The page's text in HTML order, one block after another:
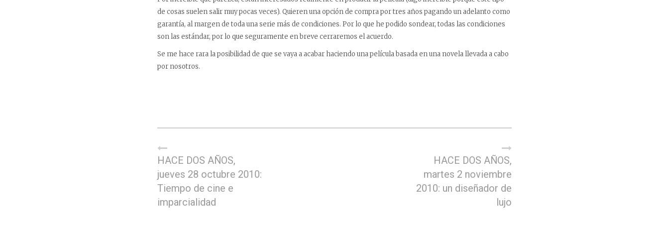
de cosas suelen salir muy pocas veces). Quieren una opción de compra por tres años pagando un adelanto como
garantía, al margen de toda una serie más de condiciones. Por lo que he podido sondear, todas las condiciones
son las estándar, por lo que seguramente en breve cerraremos el acuerdo.
Se me hace rara la posibilidad de que se vaya a acabar haciendo una película basada en una novela llevada a cabo
por nosotros.
HACE DOS AÑOS,
jueves 28 octubre 2010:
Tiempo de cine e
imparcialidad
HACE DOS AÑOS,
martes 2 noviembre
2010: un diseñador de
lujo